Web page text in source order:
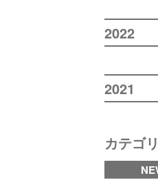
2022
2021
カテゴ